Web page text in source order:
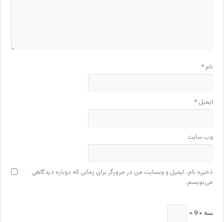
نام*
ایمیل*
وب‌ سایت
ذخیره نام، ایمیل و وبسایت من در مرورگر برای زمانی که دوباره دیدگاهی
می‌نویسم.
سه × 9 =